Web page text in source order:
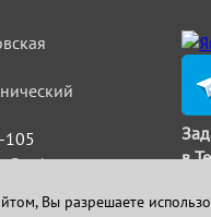
105
в
Вы разрешаете